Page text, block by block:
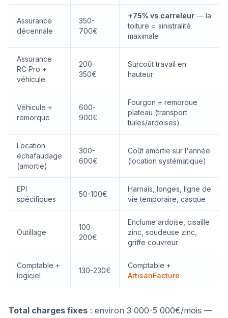
Assurance
décennale
350-
700€
+75% vs carreleur — la
toiture = sinistralité
maximale
Assurance
RC Pro +
véhicule
200-
350€
Surcoût travail en
hauteur
Véhicule +
remorque
600-
900€
Fourgon + remorque
plateau (transport
tuiles/ardoises)
Location
échafaudage
(amortie)
300-
600€
Coût amortie sur l'année
(location systématique)
EPI
spécifiques
50-100€
Harnais, longes, ligne de
vie temporaire, casque
Outillage
100-
200€
Enclume ardoise, cisaille
zinc, soudeuse zinc,
griffe couvreur
Comptable +
logiciel
130-230€
Comptable +
ArtisanFacture
Total charges fixes : environ 3 000-5 000€/mois —